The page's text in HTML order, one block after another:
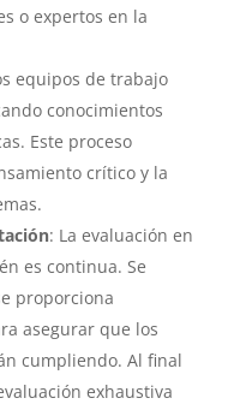
o expertos en la
equipos de trabajo
conocimientos
Este proceso
crítico y la
: La evaluación en
es continua. Se
proporciona
asegurar que los
cumpliendo. Al final
exhaustiva